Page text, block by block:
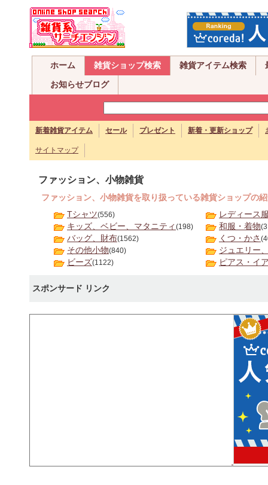
ホーム 雑貨ショップ検索 雑貨アイテム検索
お知らせブログ
新着雑貨アイテム セール プレゼント 新着・更新ショップ
サイトマップ
ファッション、小物雑貨
ファッション、小物雑貨を取り扱っている雑貨ショップの
Tシャツ(556)
レディース
キッズ、ベビー、マタニティ (198) 和服・着物
バッグ、財布(1562) くつ・かさ
その他小物(840)
ジュエリー
ビーズ(1122) ピアス・イ
スポンサード リンク